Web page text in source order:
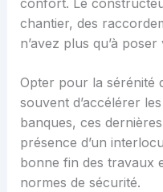
confort. Le
chantier, des
n’avez plus qu’à
Opter pour la sérénité
souvent d’accélérer
banques, ces
présence d’un
bonne fin des travaux
normes de sécurité.